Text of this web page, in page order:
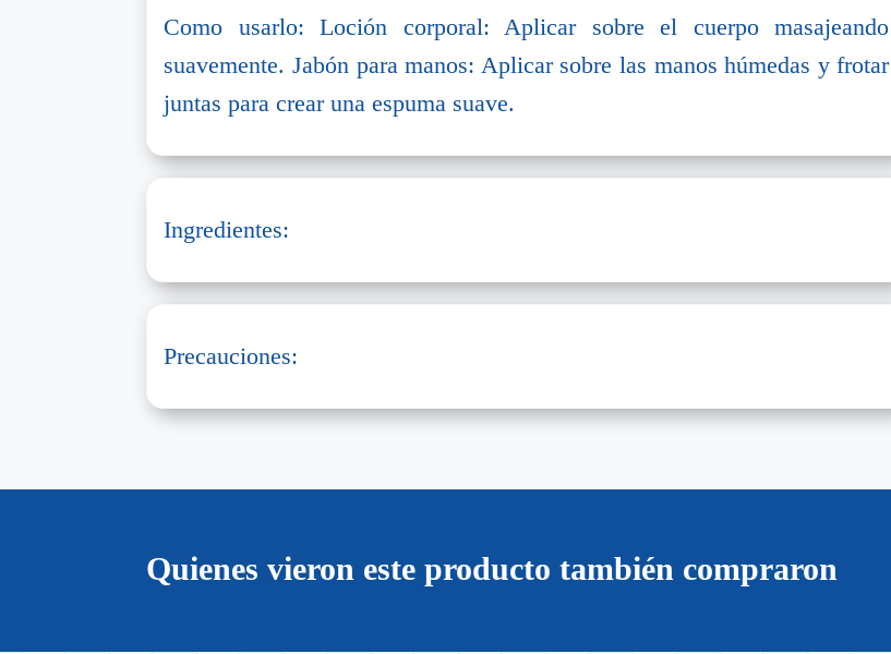
Como usarlo: Loción corporal: Aplicar sobre el cuerpo masajeando
suavemente. Jabón para manos: Aplicar sobre las manos húmedas y frotar
juntas para crear una espuma suave.
Ingredientes:
Precauciones:
Quienes vieron este producto también compraron